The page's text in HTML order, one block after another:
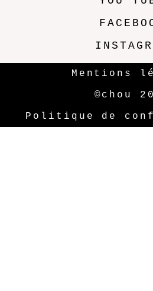
Mentions
©chou
Politique de